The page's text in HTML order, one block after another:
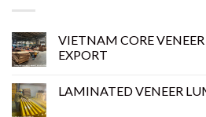
VIETNAM CORE
EXPORT
LAMINATED VENEER